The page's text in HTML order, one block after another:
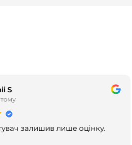
S
тому
залишив лише оцінку.